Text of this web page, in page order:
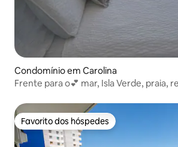
Condomínio em Carolina
Frente para o💕 mar, Isla Verde, praia,
Favorito dos hóspedes
Favorito dos hóspedes